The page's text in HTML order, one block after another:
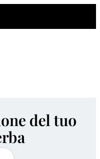
del tuo